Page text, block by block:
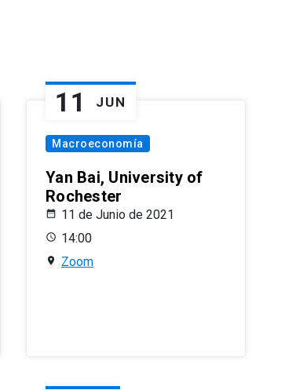
11 JUN
Macroeconomía
Yan Bai, University of
Rochester
11 de Junio de 2021
14:00
Zoom